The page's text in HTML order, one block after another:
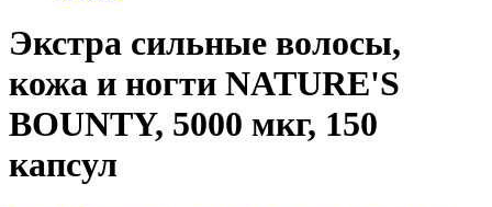
Экстра сильные волосы,
кожа и ногти NATURE'S
BOUNTY, 5000 мкг, 150
капсул